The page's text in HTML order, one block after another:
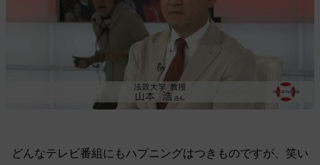
どんなテレビ番組にもハプニングはつきものですが、笑い